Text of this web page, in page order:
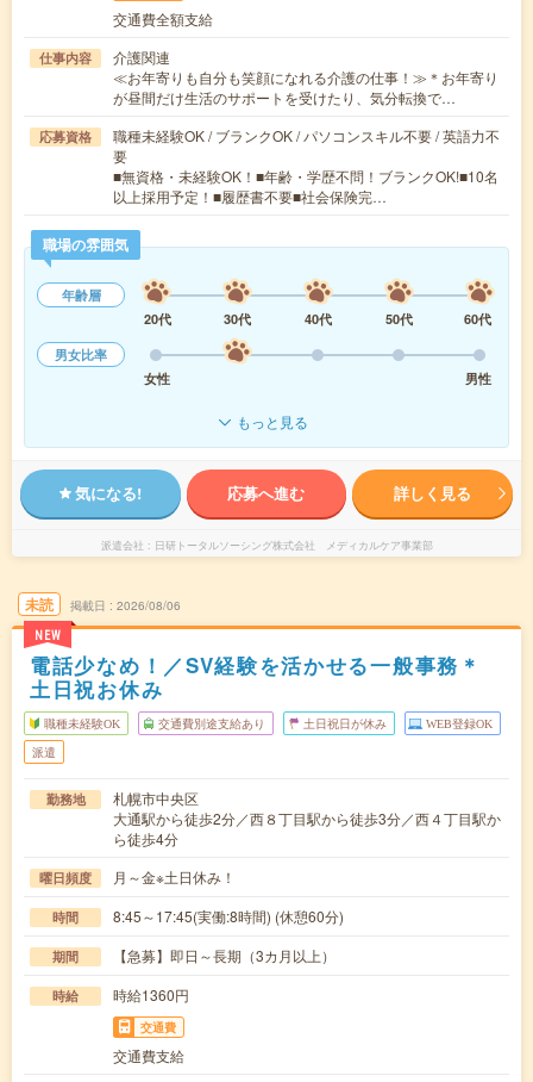
交通費全額支給
仕事内容
介護関連
≪お年寄りも自分も笑顔になれる介護の仕事！≫＊お年寄り
が昼間だけ生活のサポートを受けたり、気分転換で…
応募資格
職種未経験OK / ブランクOK / パソコンスキル不要 / 英語力不
要
■無資格・未経験OK！■年齢・学歴不問！ブランクOK!■10名
以上採用予定！■履歴書不要■社会保険完…
職場の雰囲気
年齢層
20代
30代 40代 50代
60代
男女比率
女性
男性
もっと見る
気になる! 応募へ進む 詳しく見る
派遣会社 日研トータルソーシング株式会社 メディカルケア事業部
未読
NEW
掲載日 2026/08/06
電話少なめ！／SV経験を活かせる一般事務＊
土日祝お休み
職種未経験OK 交通費別途支給あり 土日祝日が休み WEB登録OK
派遣
勤務地
札幌市中央区
大通駅から徒歩2分／西８丁目駅から徒歩3分／西４丁目駅か
ら徒歩4分
曜日頻度 月～金※土日休み！
時間 8:45～17:45(実働:8時間) (休憩60分)
期間 【急募】即日～長期（3カ月以上）
時給 時給1360円
交通費
交通費支給